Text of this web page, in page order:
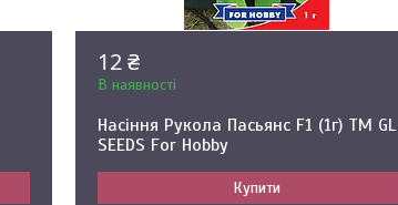
12 ₴
В наявності
Насіння Рукола Пасьянс F1 (1г) ТМ GL
SEEDS For Hobby
Купити